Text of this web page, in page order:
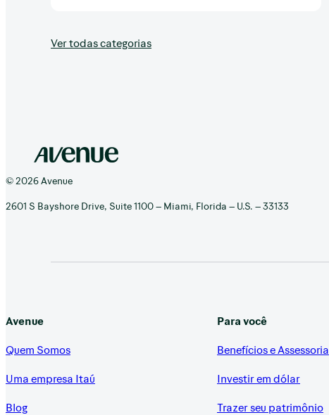
Ver todas categorias
© 2026 Avenue
2601 S Bayshore Drive, Suite 1100 – Miami, Florida – U.S. – 33133
Avenue
Quem Somos
Uma empresa Itaú
Blog
Para você
Benefícios e Assessoria
Investir em dólar
Trazer seu patrimônio